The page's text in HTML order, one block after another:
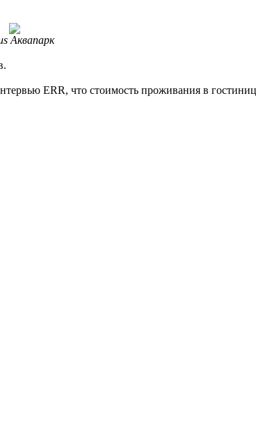
Аквапарк
ERR, что стоимость проживания в